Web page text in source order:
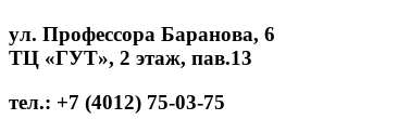
ул. Профессора Баранова, 6
ТЦ «ГУТ», 2 этаж, пав.13
тел.: +7 (4012) 75-03-75